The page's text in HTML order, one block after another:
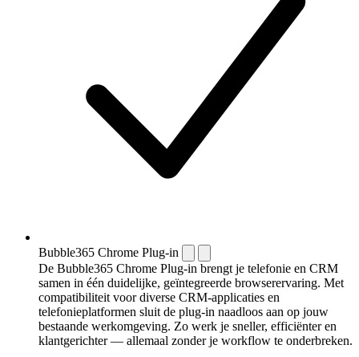
Bubble365 Chrome Plug-in
De Bubble365 Chrome Plug-in brengt je telefonie en CRM
samen in één duidelijke, geïntegreerde browserervaring. Met
compatibiliteit voor diverse CRM-applicaties en
telefonieplatformen sluit de plug-in naadloos aan op jouw
bestaande werkomgeving. Zo werk je sneller, efficiënter en
klantgerichter — allemaal zonder je workflow te onderbreken.